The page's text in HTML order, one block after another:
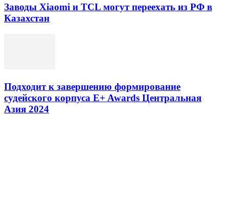
Заводы Xiaomi и TCL могут переехать из РФ в
Казахстан
Подходит к завершению формирование
судейского корпуса E+ Awards Центральная
Азия 2024